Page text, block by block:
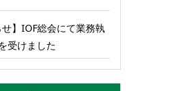
】IOF総会にて業務執
受けました